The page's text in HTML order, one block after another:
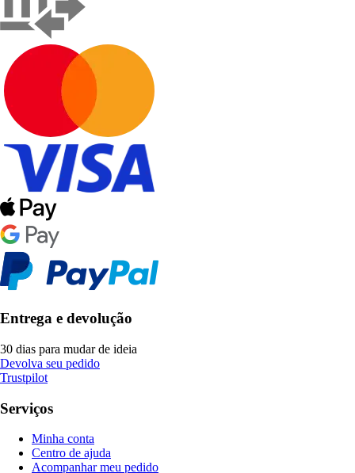
Entrega e devolução
30 dias para mudar de ideia
Devolva seu pedido
Trustpilot
Serviços
Minha conta
Centro de ajuda
Acompanhar meu pedido